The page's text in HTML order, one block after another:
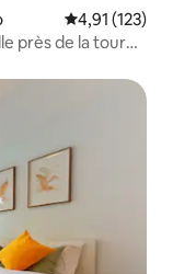
Évaluation
4,91 (123)
près de la tour